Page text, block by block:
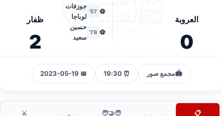
العروبة
0
⚽
57'
جوزفات
لوباجا
⚽
78'
حسين
سعيد
ظفار
2
🏟️مجمع صور ⏰ 19:30
📅 2023-05-19
📋
🧑‍🤝‍🧑
⚔️